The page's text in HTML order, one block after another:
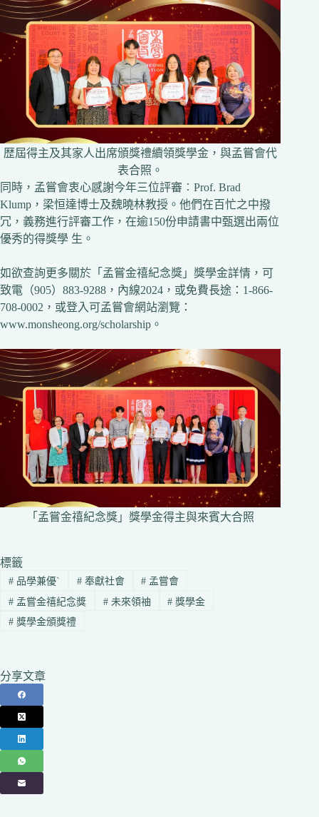
歴屆得主及其家人出席頒獎禮續領獎學金，與孟嘗會代
表合照。
同時，孟嘗會衷心感謝今年三位評審︰Prof. Brad
Klump，梁恒達博士及魏曉林教授。他們在百忙之中撥
冗，義務進行評審工作，在逾150份申請書中甄選出兩位
優秀的得獎學 生。
如欲查詢更多關於「孟嘗金禧紀念獎」獎學金詳情，可
致電（905）883-9288，內線2024，或免費長途：1-866-
708-0002，或登入可孟嘗會網站瀏覽：
www.monsheong.org/scholarship。
「孟嘗金禧紀念獎」獎學金得主與來賓大合照
標籤
#品學兼優` #奉獻社會 # 孟嘗會
#孟嘗金禧紀念獎 #未來領䄂 # 獎學金
#獎學金頒獎禮
分享文章